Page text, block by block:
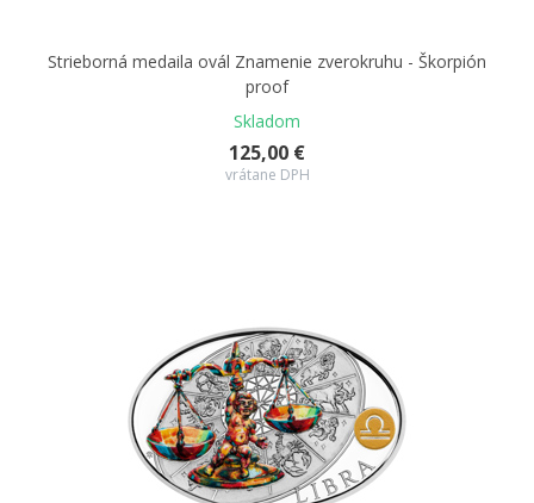
Strieborná medaila ovál Znamenie zverokruhu - Škorpión
proof
Skladom
125,00 €
vrátane DPH